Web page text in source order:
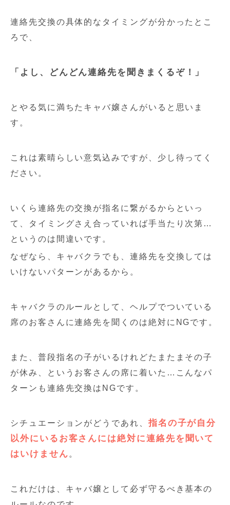
連絡先交換の具体的なタイミングが分かったとこ
ろで、
「よし、どんどん連絡先を聞きまくるぞ！」
とやる気に満ちたキャバ嬢さんがいると思いま
す。
これは素晴らしい意気込みですが、少し待ってく
ださい。
いくら連絡先の交換が指名に繋がるからといっ
て、タイミングさえ合っていれば手当たり次第…
というのは間違いです。
なぜなら、キャバクラでも、連絡先を交換しては
いけないパターンがあるから。
キャバクラのルールとして、ヘルプでついている
席のお客さんに連絡先を聞くのは絶対にNGです。
また、普段指名の子がいるけれどたまたまその子
が休み、というお客さんの席に着いた…こんなパ
ターンも連絡先交換はNGです。
シチュエーションがどうであれ、 指名の子が自分
以外にいるお客さんには絶対に連絡先を聞いて
はいけません 。
これだけは、キャバ嬢として必ず守るべき基本の